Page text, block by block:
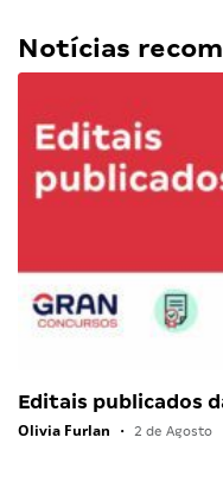
Notícias
Editais publicados
Olivia Furlan • 2 de Agosto